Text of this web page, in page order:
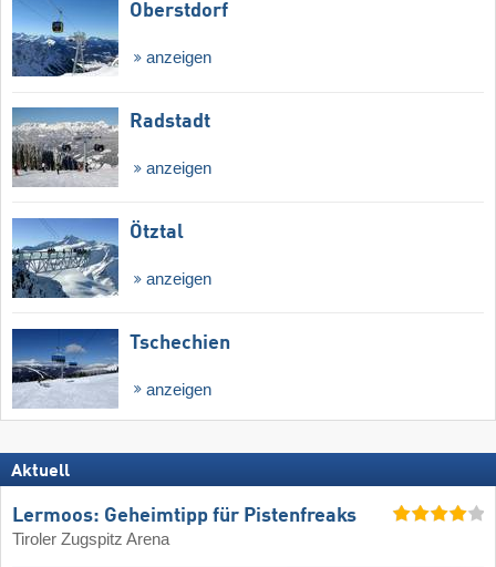
Oberstdorf
anzeigen
Radstadt
anzeigen
Ötztal
anzeigen
Tschechien
anzeigen
Aktuell
Lermoos: Geheimtipp für Pistenfreaks
Tiroler Zugspitz Arena